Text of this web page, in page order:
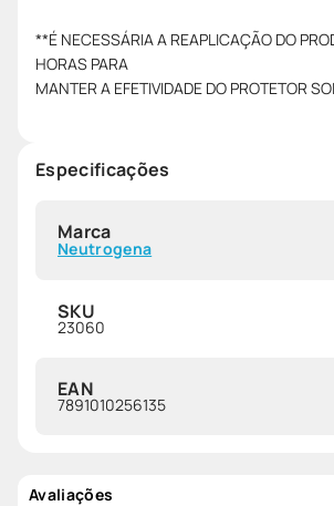
**É NECESSÁRIA A REAPLICAÇÃO DO
HORAS PARA
MANTER A EFETIVIDADE DO PROTETOR
Especificações
Marca
Neutrogena
SKU
23060
EAN
7891010256135
Avaliações